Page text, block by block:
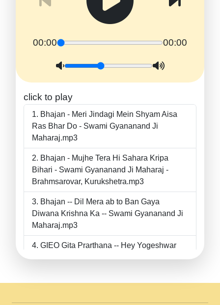
00:00 00:00
click to play
Bhajan - Meri Jindagi Mein Shyam Aisa
Ras Bhar Do - Swami Gyananand Ji
Maharaj.mp3
Bhajan - Mujhe Tera Hi Sahara Kripa
Bihari - Swami Gyananand Ji Maharaj -
Brahmsarovar, Kurukshetra.mp3
Bhajan -- Dil Mera ab to Ban Gaya
Diwana Krishna Ka -- Swami Gyananand Ji
Maharaj.mp3
GIEO Gita Prarthana -- Hey Yogeshwar
II Swami Gyananand Ji Maharaj.mp3